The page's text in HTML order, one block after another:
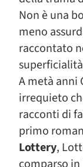
Non è una
meno
raccontato
A metà anni
irrequieto
racconti di
primo
Lottery,